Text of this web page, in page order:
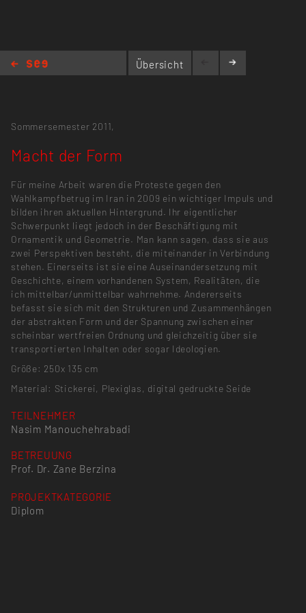
Übersicht
Sommersemester 2011,
Macht der Form
Für meine Arbeit waren die Proteste gegen den
Wahlkampfbetrug im Iran in 2009 ein wichtiger Impuls und
bilden ihren aktuellen Hintergrund. Ihr eigentlicher
Schwerpunkt liegt jedoch in der Beschäftigung mit
Ornamentik und Geometrie. Man kann sagen, dass sie aus
zwei Perspektiven besteht, die miteinander in Verbindung
stehen. Einerseits ist sie eine Auseinandersetzung mit
Geschichte, einem vorhandenen System, Realitäten, die
ich mittelbar/unmittelbar wahrnehme. Andererseits
befasst sie sich mit den Strukturen und Zusammenhängen
der abstrakten Form und der Spannung zwischen einer
scheinbar wertfreien Ordnung und gleichzeitig über sie
transportierten Inhalten oder sogar Ideologien.
Größe: 250x 135 cm
Material: Stickerei, Plexiglas, digital gedruckte Seide
TEILNEHMER
Nasim Manouchehrabadi
BETREUUNG
Prof. Dr. Zane Berzina
PROJEKTKATEGORIE
Diplom